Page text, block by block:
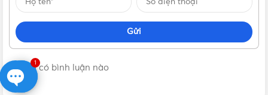
Gửi
Không có bình luận nào
1